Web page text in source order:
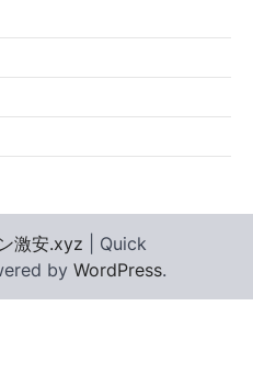
激安.xyz | Quick
by WordPress.